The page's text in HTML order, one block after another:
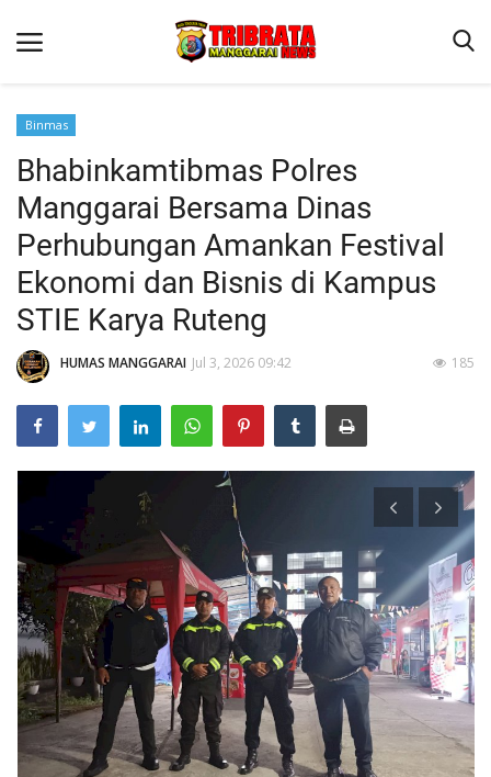
Beranda
Binkam
Kapolres Manggarai Imbau Masyarakat Waspada Cuaca
Kapolres Manggarai Imbau Masyarakat Waspada Cuaca
Reskrim
Lantas
Giat Ops
Polisi Kita
Binmas
Bhabinkamtibmas Polres
Manggarai Bersama Dinas
Perhubungan Amankan Festival
Ekonomi dan Bisnis di Kampus
STIE Karya Ruteng
HUMAS MANGGARAI Jul 3, 2026 09:42 185